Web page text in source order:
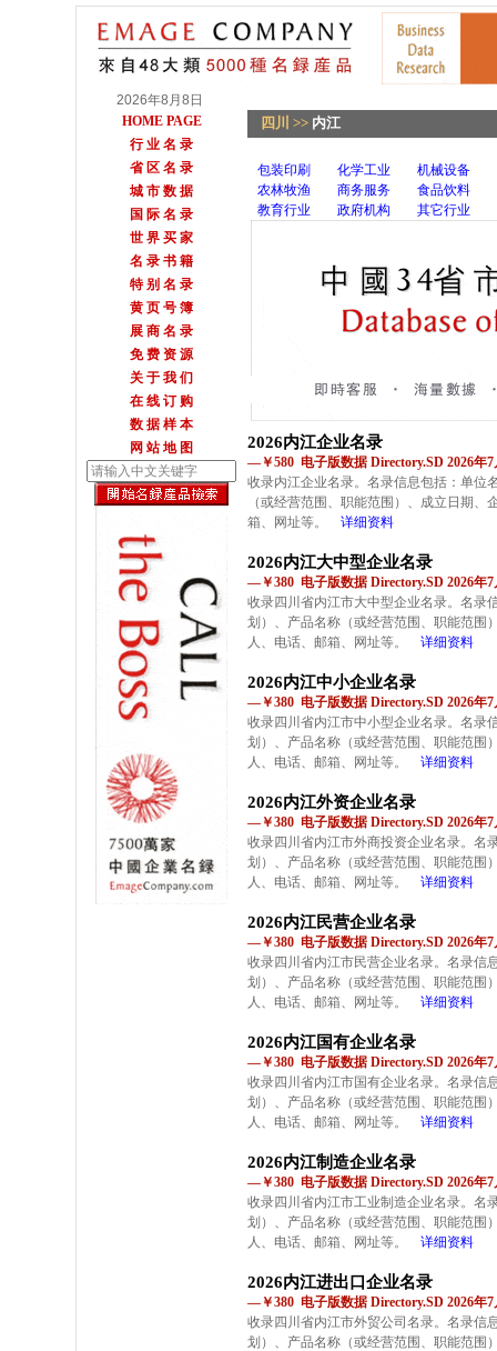
2026年8月8日
HOME PAGE
行 业 名 录
省 区 名 录
城 市 数 据
国 际 名 录
世 界 买 家
名 录 书 籍
特 别 名 录
黄 页 号 簿
展 商 名 录
免 费 资 源
关 于 我 们
在 线 订 购
数 据 样 本
网 站 地 图
四川 >> 内江
包装印刷 化学工业
机械设备
农林牧渔
商务服务
食品饮料
教育行业
政府机构 其它行业
2026内江企业名录
—￥580 电子版数据 Directory.SD 2026年7
收录内江企业名录。名录信息包括：单位
（或经营范围、职能范围）、成立日期
箱、网址等。
详细资料
2026内江大中型企业名录
—￥380 电子版数据 Directory.SD 2026年7
收录四川省内江市大中型企业名录。名录
划）、产品名称（或经营范围、职能范围
人、电话、邮箱、网址等。
详细资料
2026内江中小企业名录
—￥380 电子版数据 Directory.SD 2026年7
收录四川省内江市中小型企业名录。名录
划）、产品名称（或经营范围、职能范围
人、电话、邮箱、网址等。
详细资料
2026内江外资企业名录
—￥380 电子版数据 Directory.SD 2026年7
收录四川省内江市外商投资企业名录。名
划）、产品名称（或经营范围、职能范围
人、电话、邮箱、网址等。
详细资料
2026内江民营企业名录
—￥380 电子版数据 Directory.SD 2026年7
收录四川省内江市民营企业名录。名录信
划）、产品名称（或经营范围、职能范围
人、电话、邮箱、网址等。
详细资料
2026内江国有企业名录
—￥380 电子版数据 Directory.SD 2026年7
收录四川省内江市国有企业名录。名录信
划）、产品名称（或经营范围、职能范围
人、电话、邮箱、网址等。
详细资料
2026内江制造企业名录
—￥380 电子版数据 Directory.SD 2026年7
收录四川省内江市工业制造企业名录。名
划）、产品名称（或经营范围、职能范围
人、电话、邮箱、网址等。
详细资料
2026内江进出口企业名录
—￥380 电子版数据 Directory.SD 2026年7
收录四川省内江市外贸公司名录。名录信
划）、产品名称（或经营范围、职能范围